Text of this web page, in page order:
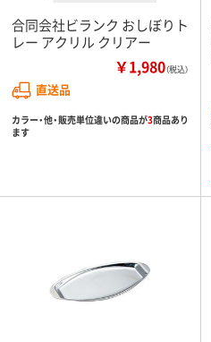
合同会社ビランク おしぼりト
レー アクリル クリアー
￥1,980（税込）
直送品
カラー・他・販売単位違いの商品が3商品あり
ます